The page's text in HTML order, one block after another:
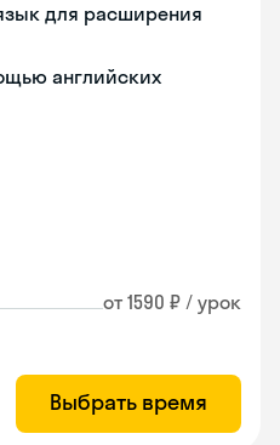
для расширения
английских
от 1590 ₽ / урок
Выбрать время